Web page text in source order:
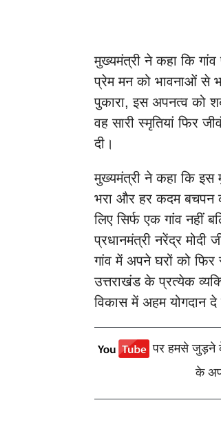
मुख्यमंत्री ने कहा कि
प्रेम मन को भावनाओं से
पुकारा, इस अपनत्व को
वह सारी स्मृतियां फिर
दी।
मुख्यमंत्री ने कहा कि इस
भरा और हर कदम बचपन
लिए सिर्फ एक गांव नहीं
प्रधानमंत्री नरेंद्र
गांव में अपने घरों को फिर
उत्तराखंड के प्रत्येक
विकास में अहम योगदान
पर हमसे जुड़ने
के